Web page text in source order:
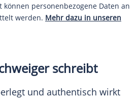
personenbezogene Daten an
werden. Mehr dazu in unseren
schreibt
und authentisch wirkt